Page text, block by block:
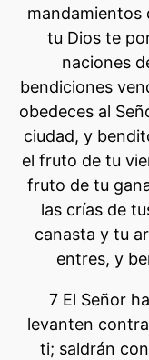
mandamientos
tu Dios te
naciones
bendiciones
obedeces al
ciudad, y
el fruto de tu
fruto de tu
las crías de
canasta y tu
entres, y
7 El Señor
levanten
ti; saldrán